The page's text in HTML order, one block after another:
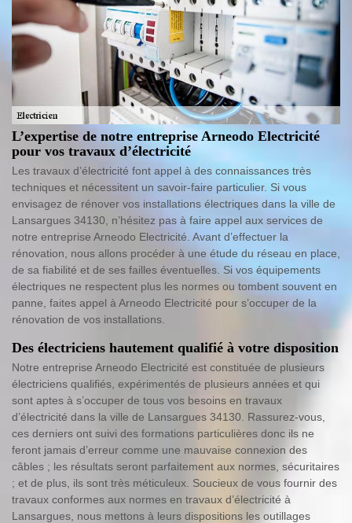
L’expertise de notre entreprise Arneodo Electricité
pour vos travaux d’électricité
Les travaux d’électricité font appel à des connaissances très
techniques et nécessitent un savoir-faire particulier. Si vous
envisagez de rénover vos installations électriques dans la ville de
Lansargues 34130, n’hésitez pas à faire appel aux services de
notre entreprise Arneodo Electricité. Avant d’effectuer la
rénovation, nous allons procéder à une étude du réseau en place,
de sa fiabilité et de ses failles éventuelles. Si vos équipements
électriques ne respectent plus les normes ou tombent souvent en
panne, faites appel à Arneodo Electricité pour s’occuper de la
rénovation de vos installations.
Des électriciens hautement qualifié à votre disposition
Notre entreprise Arneodo Electricité est constituée de plusieurs
électriciens qualifiés, expérimentés de plusieurs années et qui
sont aptes à s’occuper de tous vos besoins en travaux
d’électricité dans la ville de Lansargues 34130. Rassurez-vous,
ces derniers ont suivi des formations particulières donc ils ne
feront jamais d’erreur comme une mauvaise connexion des
câbles ; les résultats seront parfaitement aux normes, sécuritaires
; et de plus, ils sont très méticuleux. Soucieux de vous fournir des
travaux conformes aux normes en travaux d’électricité à
Lansargues, nous mettons à leurs dispositions les outillages